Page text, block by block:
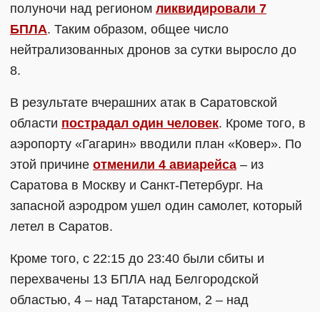
полуночи над регионом ликвидировали 7
БПЛА. Таким образом, общее число
нейтрализованных дронов за сутки выросло до
8.
В результате вчерашних атак в Саратовской
области пострадал один человек. Кроме того, в
аэропорту «Гагарин» вводили план «Ковер». По
этой причине отменили 4 авиарейса – из
Саратова в Москву и Санкт-Петербург. На
запасной аэродром ушел один самолет, который
летел в Саратов.
Кроме того, с 22:15 до 23:40 были сбиты и
перехвачены 13 БПЛА над Белгородской
областью, 4 – над Татарстаном, 2 – над